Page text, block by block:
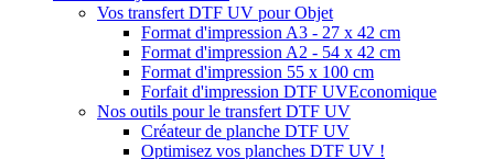
Vos transfert DTF UV pour Objet
Format d'impression A3 - 27 x 42 cm
Format d'impression A2 - 54 x 42 cm
Format d'impression 55 x 100 cm
Forfait d'impression DTF UVEconomique
Nos outils pour le transfert DTF UV
Créateur de planche DTF UV
Optimisez vos planches DTF UV !